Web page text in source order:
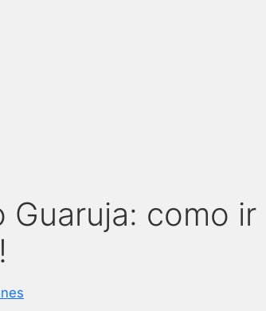
Guaruja: como ir